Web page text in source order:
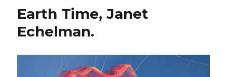
Earth Time, Janet
Echelman.